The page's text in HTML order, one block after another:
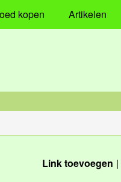
kopen Artikelen
Link toevoegen